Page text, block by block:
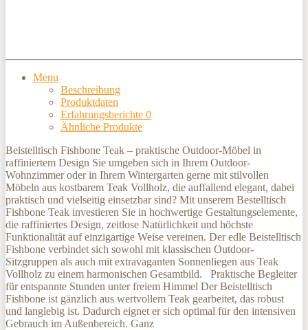
Menu
Beschreibung
Produktdaten
Erfahrungsberichte 0
Ähnliche Produkte
Beistelltisch Fishbone Teak – praktische Outdoor-Möbel in
raffiniertem Design Sie umgeben sich in Ihrem Outdoor-
Wohnzimmer oder in Ihrem Wintergarten gerne mit stilvollen
Möbeln aus kostbarem Teak Vollholz, die auffallend elegant, dabei
praktisch und vielseitig einsetzbar sind? Mit unserem Bestelltisch
Fishbone Teak investieren Sie in hochwertige Gestaltungselemente,
die raffiniertes Design, zeitlose Natürlichkeit und höchste
Funktionalität auf einzigartige Weise vereinen. Der edle Beistelltisch
Fishbone verbindet sich sowohl mit klassischen Outdoor-
Sitzgruppen als auch mit extravaganten Sonnenliegen aus Teak
Vollholz zu einem harmonischen Gesamtbild. Praktische Begleiter
für entspannte Stunden unter freiem Himmel Der Beistelltisch
Fishbone ist gänzlich aus wertvollem Teak gearbeitet, das robust
und langlebig ist. Dadurch eignet er sich optimal für den intensiven
Gebrauch im Außenbereich. Ganz